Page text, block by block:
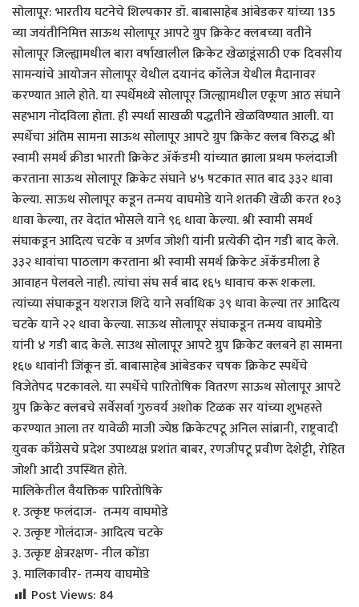
सोलापूर: भारतीय घटनेचे शिल्पकार डॉ. बाबासाहेब आंबेडकर यांच्या 135
व्या जयंतीनिमित्त साऊथ सोलापूर आपटे ग्रुप क्रिकेट क्लबच्या वतीने
सोलापूर जिल्ह्यामधील बारा वर्षाखालील क्रिकेट खेळाडूंसाठी एक दिवसीय
सामन्यांचे आयोजन सोलापूर येथील दयानंद कॉलेज येथील मैदानावर
करण्यात आले होते. या स्पर्धेमध्ये सोलापूर जिल्ह्यामधील एकूण आठ संघाने
सहभाग नोंदविला होता. ही स्पर्धा साखळी पद्धतीने खेळविण्यात आली. या
स्पर्धेचा अंतिम सामना साऊथ सोलापूर आपटे ग्रुप क्रिकेट क्लब विरुद्ध श्री
स्वामी समर्थ क्रीडा भारती क्रिकेट ॲकॅडमी यांच्यात झाला प्रथम फलंदाजी
करताना साऊथ सोलापूर क्रिकेट संघाने ४५ षटकात सात बाद ३३२ धावा
केल्या. साऊथ सोलापूर कडून तन्मय वाघमोडे याने शतकी खेळी करत १०३
धावा केल्या, तर वेदांत भोसले याने ९६ धावा केल्या. श्री स्वामी समर्थ
संघाकडून आदित्य चटके व अर्णव जोशी यांनी प्रत्येकी दोन गडी बाद केले.
३३२ धावांचा पाठलाग करताना श्री स्वामी समर्थ क्रिकेट ॲकॅडमीला हे
आवाहन पेलवले नाही. त्यांचा संघ सर्व बाद १६५ धावाच करू शकला.
त्यांच्या संघाकडून यशराज शिंदे याने सर्वाधिक ३९ धावा केल्या तर आदित्य
चटके याने २२ धावा केल्या. साऊथ सोलापूर संघाकडून तन्मय वाघमोडे
यांनी ४ गडी बाद केले. साउथ सोलापूर आपटे ग्रुप क्रिकेट क्लबने हा सामना
१६७ धावांनी जिंकून डॉ. बाबासाहेब आंबेडकर चषक क्रिकेट स्पर्धेचे
विजेतेपद पटकावले. या स्पर्धेचे पारितोषिक वितरण साऊथ सोलापूर आपटे
ग्रुप क्रिकेट क्लबचे सर्वेसर्वा गुरुवर्य अशोक टिळक सर यांच्या शुभहस्ते
करण्यात आला तर यावेळी माजी ज्येष्ठ क्रिकेटपटू अनिल सांब्रानी, राष्ट्रवादी
युवक काँग्रेसचे प्रदेश उपाध्यक्ष प्रशांत बाबर, रणजीपटू प्रवीण देशेट्टी, रोहित
जोशी आदी उपस्थित होते.
मालिकेतील वैयक्तिक पारितोषिके
१. उत्कृष्ट फलंदाज- तन्मय वाघमोडे
२. उत्कृष्ट गोलंदाज- आदित्य चटके
३. उत्कृष्ट क्षेत्ररक्षण- नील कोंडा
३. मालिकावीर- तन्मय वाघमोडे
Post Views: 84